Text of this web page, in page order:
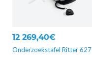
12 269,40€
Onderzoekstafel Ritter 627